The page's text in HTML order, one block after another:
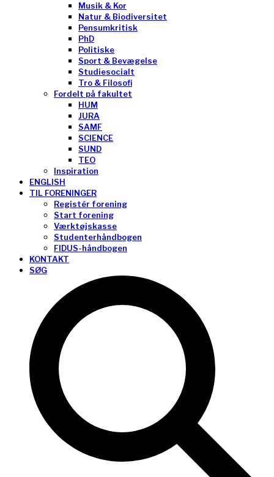
Musik & Kor
Natur & Biodiversitet
Pensumkritisk
PhD
Politiske
Sport & Bevægelse
Studiesocialt
Tro & Filosofi
Fordelt på fakultet
HUM
JURA
SAMF
SCIENCE
SUND
TEO
Inspiration
ENGLISH
TIL FORENINGER
Registér forening
Start forening
Værktøjskasse
Studenterhåndbogen
FIDUS-håndbogen
KONTAKT
SØG